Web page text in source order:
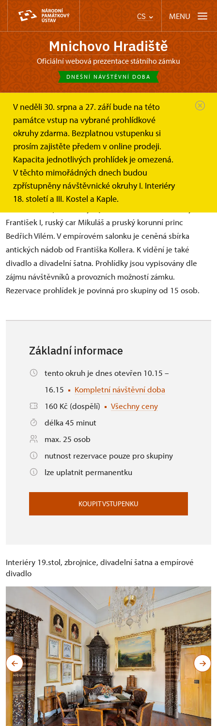
CS MENU
Mnichovo Hradiště
oficiální webová prezentace státního zámku
DNEŠNÍ NÁVŠTĚVNÍ DOBA
V neděli 30. srpna a 27. září bude na této
památce vstup na vybrané prohlídkové
okruhy zdarma. Bezplatnou vstupenku si
prosím zajistěte předem v online prodeji.
Kapacita jednotlivých prohlídek je omezená.
V těchto mimořádných dnech budou
zpřístupněny návštěvnické okruhy I. Interiéry
18. století a III. Kostel a Kaple.
Mnichovo Hradiště
Informace pro návštěvníky
Prohlídkové okruhy
Interiéry 19. století a divadlo
Interiéry 19. století a divadlo
Okruh věnovaný schůzce Svaté Aliance na zámku Mnichovo
František I, ruský car Mikuláš a pruský korunní princ
Bedřich Vilém. V empírovém salonku je ceněná sbírka
antických nádob od Františka Kollera. K vidění je také
divadlo a divadelní šatna. Prohlídky jsou vypisovány dle
zájmu návštěvníků a provozních možností zámku.
Rezervace prohlídek je povinná pro skupiny od 15 osob.
Základní informace
tento okruh je dnes otevřen 10.15 –
16.15
Kompletní návštěvní doba
160 Kč (dospělí)
Všechny ceny
délka 45 minut
max. 25 osob
nutnost rezervace pouze pro skupiny
lze uplatnit permanentku
KOUPIT VSTUPENKU
Interiéry 19.stol, zbrojnice, divadelní šatna a empírové
divadlo